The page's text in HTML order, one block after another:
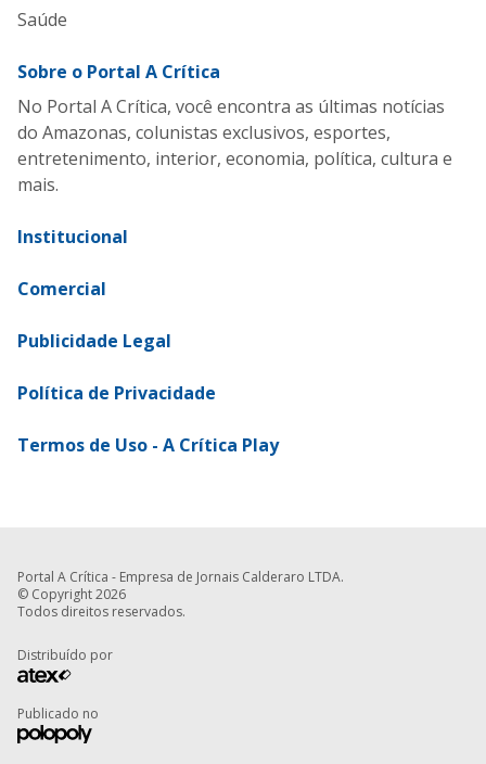
Saúde
Sobre o Portal A Crítica
No Portal A Crítica, você encontra as últimas notícias
do Amazonas, colunistas exclusivos, esportes,
entretenimento, interior, economia, política, cultura e
mais.
Institucional
Comercial
Publicidade Legal
Política de Privacidade
Termos de Uso - A Crítica Play
Portal A Crítica - Empresa de Jornais Calderaro LTDA.
© Copyright 2026
Todos direitos reservados.
Distribuído por
Publicado no